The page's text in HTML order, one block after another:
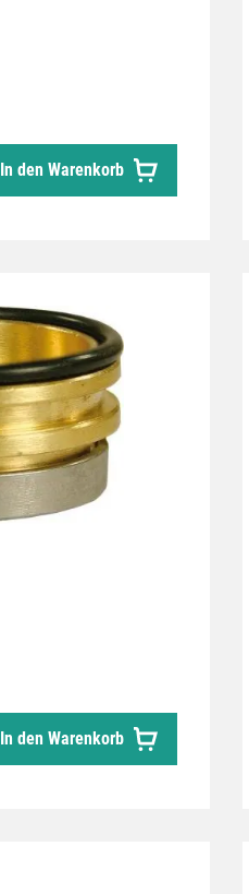
In den Warenkorb
In den Warenkorb